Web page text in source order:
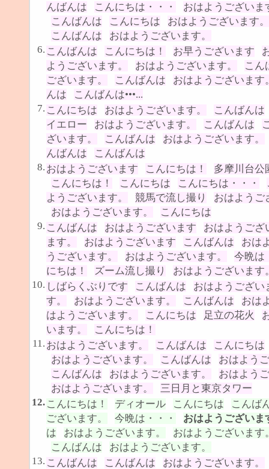
んばんは
こんにちは・・・
おはようございま
こんばんは
こんにちは
おはようございます。
こんばんは
おはようございます。
6. こんばんは こんにちは！ お早うございます
ようございます。
おはようございます。
こん
ございます。
こんばんは
おはようございます
んは
こんばんは•••...
7. こんにちは おはようございます。
こんばんは
イエロー
おはようございます。 こんばんは
ざいます。
こんばんは
おはようございます。
んばんは
こんばんは
8. おはようございます こんにちは！
多摩川台公
こんにちは！
こんにちは こんにちは・・・
ようございます。
競馬で流し撮り
おはようご
おはようございます。
こんにちは
9. こんばんは おはようございます
おはようござ
ます。
おはようございます こんばんは
おは
うございます。
おはようございます。
今晩は
にちは！
ズーム流し撮り
おはようございます
10. しばらくぶりです こんばんは
おはようござい
す。
おはようございます。 こんばんは
おは
はようございます。
こんにちは 足立の花火
います。
こんにちは！
11. おはようございます。 こんばんは
こんにちは
おはようございます。
こんばんは
おはよう
こんばんは
おはようございます。
おはよう
おはようございます。
三日月と東京タワー
12. こんにちは！ ディオール こんにちは
こんば
ございます。
今晩は・・・
おはようございま
は
おはようございます。
おはようございます
こんばんは
おはようございます。
13. こんばんは こんばんは
おはようございます。